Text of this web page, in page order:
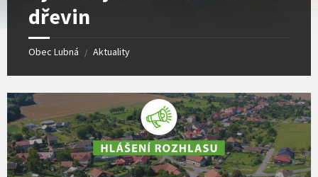
dřevin
Obec Lubná / Aktuality